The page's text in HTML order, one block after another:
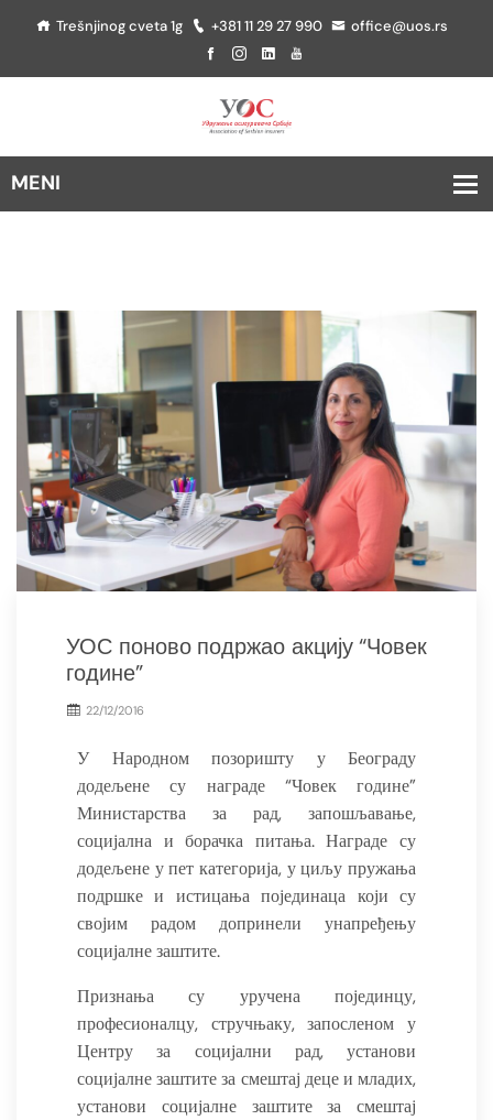
Trešnjinog cveta 1g +381 11 29 27 990 office@uos.rs
УОС поново подржао акцију “Човек
године”
22/12/2016
У Народном позоришту у Београду
додељене су награде “Човек године”
Министарства за рад, запошљавање,
социјална и борачка питања. Награде су
додељене у пет категорија, у циљу пружања
подршке и истицања појединаца који су
својим радом допринели унапређењу
социјалне заштите.
Признања су уручена појединцу,
професионалцу, стручњаку, запосленом у
Центру за социјални рад, установи
социјалне заштите за смештај деце и младих,
установи социјалне заштите за смештај